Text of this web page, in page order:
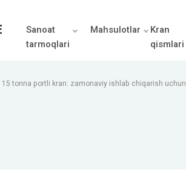
Sanoat
tarmoqlari
Mahsulotlar
Kran
qismlari
tonna portli kran: zamonaviy ishlab chiqarish uchun